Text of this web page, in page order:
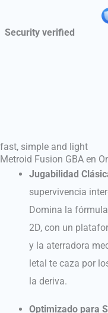
Security verified
fast, simple and light
Metroid Fusion GBA en
Jugabilidad
supervivencia
Domina la
2D, con un
y la aterradora
letal te caza por
la deriva.
Optimizado para